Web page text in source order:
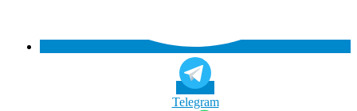
Telegram